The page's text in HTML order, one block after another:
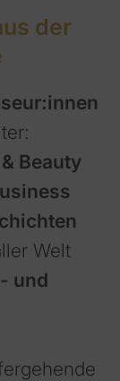
der
Beauty
Welt
und